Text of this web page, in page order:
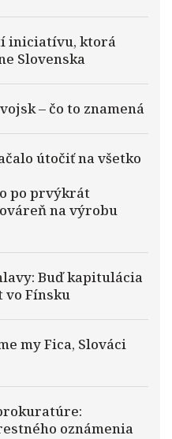
iniciatívu, ktorá
Slovenska
– čo to znamená
útočiť na všetko
po prvýkrát
na výrobu
Buď kapitulácia
vo Fínsku
my Fica, Slováci
oznámenia